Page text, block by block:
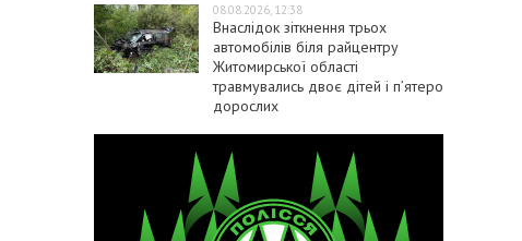
08.08.2026, 12:38
Внаслідок зіткнення трьох
автомобілів біля райцентру
Житомирської області
травмувались двоє дітей і пʼятеро
дорослих